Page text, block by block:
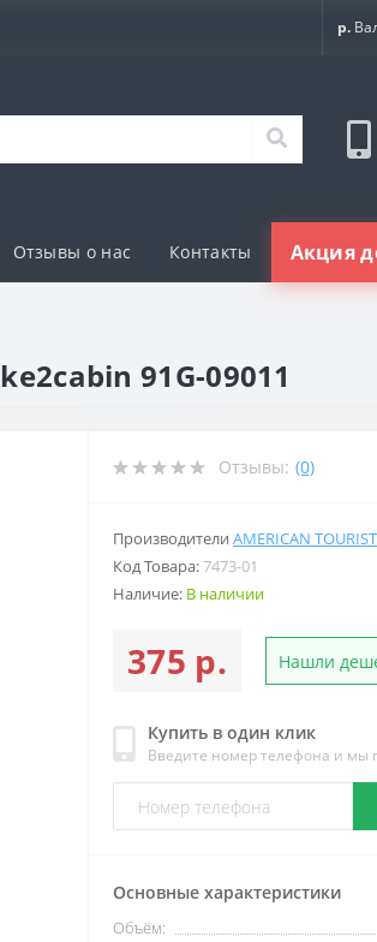
р.
Отзывы о нас Контакты Акция
91G-09011
Отзывы: (0)
Производители AMERICAN
Код Товара:7473-01
Наличие: В наличии
375 р. Нашли
Купить в один клик
Введите номер телефона и мы
Основные характеристики
Объём: